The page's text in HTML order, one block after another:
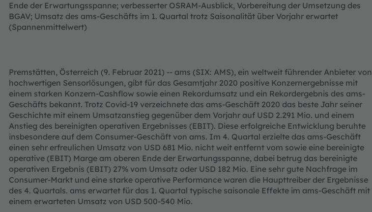
Ende der Erwartungsspanne; verbesserter OSRAM-Ausblick, Vorbereitung der Umsetzung des
BGAV; Umsatz des ams-Geschäfts im 1. Quartal trotz Saisonalität über Vorjahr erwartet
(Spannenmittelwert)
Premstätten, Österreich (9. Februar 2021) -- ams (SIX: AMS), ein weltweit führender Anbieter von
hochwertigen Sensorlösungen, gibt für das Gesamtjahr 2020 positive Konzernergebnisse mit
einem starken Konzern-Cashflow sowie einen Rekordumsatz und ein Rekordergebnis des ams-
Geschäfts bekannt. Trotz Covid-19 verzeichnete das ams-Geschäft 2020 das beste Jahr seiner
Geschichte mit einem Umsatzanstieg gegenüber dem Vorjahr auf USD 2.291 Mio. und einem
Anstieg des bereinigten operativen Ergebnisses (EBIT). Diese erfolgreiche Entwicklung beruhte
insbesondere auf dem Consumer-Geschäft von ams. Im 4. Quartal erzielte das ams-Geschäft
einen sehr erfreulichen Umsatz von USD 681 Mio. nicht weit entfernt vom sowie eine bereinigte
operative (EBIT) Marge am oberen Ende der Erwartungsspanne, dabei betrug das bereinigte
operativen Ergebnis (EBIT) 27% vom Umsatz oder USD 182 Mio. Eine sehr gute Nachfrage im
Consumer-Markt und eine starke operative Performance waren die Haupttreiber der Ergebnisse
des 4. Quartals. ams erwartet für das 1. Quartal typische saisonale Effekte im ams-Geschäft mit
einem erwarteten Umsatz von USD 500-540 Mio.